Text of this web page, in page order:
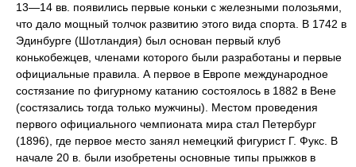
13—14 вв. появились первые коньки с железными полозьями,
что дало мощный толчок развитию этого вида спорта. В 1742 в
Эдинбурге (Шотландия) был основан первый клуб
конькобежцев, членами которого были разработаны и первые
официальные правила. А первое в Европе международное
состязание по фигурному катанию состоялось в 1882 в Вене
(состязались тогда только мужчины). Местом проведения
первого официального чемпионата мира стал Петербург
(1896), где первое место занял немецкий фигурист Г. Фукс. В
начале 20 в. были изобретены основные типы прыжков в